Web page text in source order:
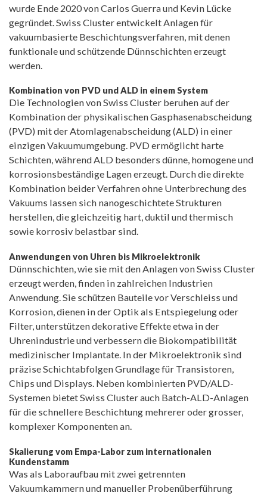
wurde Ende 2020 von Carlos Guerra und Kevin Lücke
gegründet. Swiss Cluster entwickelt Anlagen für
vakuumbasierte Beschichtungsverfahren, mit denen
funktionale und schützende Dünnschichten erzeugt
werden.
Kombination von PVD und ALD in einem System
Die Technologien von Swiss Cluster beruhen auf der
Kombination der physikalischen Gasphasenabscheidung
(PVD) mit der Atomlagenabscheidung (ALD) in einer
einzigen Vakuumumgebung. PVD ermöglicht harte
Schichten, während ALD besonders dünne, homogene und
korrosionsbeständige Lagen erzeugt. Durch die direkte
Kombination beider Verfahren ohne Unterbrechung des
Vakuums lassen sich nanogeschichtete Strukturen
herstellen, die gleichzeitig hart, duktil und thermisch
sowie korrosiv belastbar sind.
Anwendungen von Uhren bis Mikroelektronik
Dünnschichten, wie sie mit den Anlagen von Swiss Cluster
erzeugt werden, finden in zahlreichen Industrien
Anwendung. Sie schützen Bauteile vor Verschleiss und
Korrosion, dienen in der Optik als Entspiegelung oder
Filter, unterstützen dekorative Effekte etwa in der
Uhrenindustrie und verbessern die Biokompatibilität
medizinischer Implantate. In der Mikroelektronik sind
präzise Schichtabfolgen Grundlage für Transistoren,
Chips und Displays. Neben kombinierten PVD/ALD-
Systemen bietet Swiss Cluster auch Batch-ALD-Anlagen
für die schnellere Beschichtung mehrerer oder grosser,
komplexer Komponenten an.
Skalierung vom Empa-Labor zum internationalen
Kundenstamm
Was als Laboraufbau mit zwei getrennten
Vakuumkammern und manueller Probenüberführung